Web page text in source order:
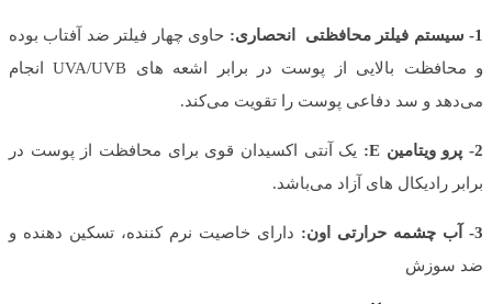
1- سیستم فیلتر محافظتی انحصاری:
حاوی چهار فیلتر ضد آفتاب بوده
و محافظت بالایی از پوست در برابر اشعه های UVA/UVB انجام
می‌دهد و سد دفاعی پوست را تقویت می‌کند.
2- پرو ویتامین E:
یک آنتی اکسیدان قوی برای محافظت از پوست در
برابر رادیکال های آزاد می‌باشد.
3- آب چشمه حرارتی اون:
دارای خاصیت نرم کننده، تسکین دهنده و
ضد سوزش